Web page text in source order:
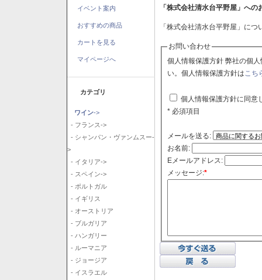
イベント案内
おすすめの商品
カートを見る
マイページへ
カテゴリ
ワイン->
- フランス->
- シャンパン・ヴァンムスー-
>
- イタリア->
- スペイン->
- ポルトガル
- イギリス
- オーストリア
- ブルガリア
- ハンガリー
- ルーマニア
- ジョージア
- イスラエル
「株式会社清水台平野屋」への
「株式会社清水台平野屋」に
お問い合わせ
個人情報保護方針 弊社の個人情報保護方針に同意される場合はチェックボックスをクリックしてくださ
い。個人情報保護方針はこち
個人情報保護方針に同意
* 必須項目
メールを送る:
お名前:
Eメールアドレス:
メッセージ:*